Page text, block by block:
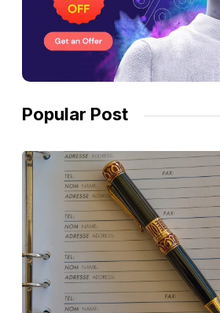
Popular Post